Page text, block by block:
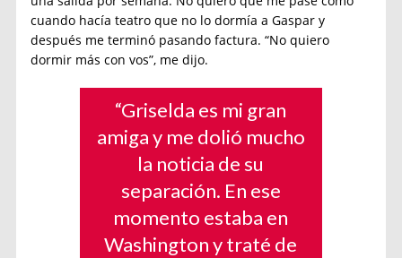
cuando hacía teatro que no lo dormía a Gaspar y
después me terminó pasando factura. “No quiero
dormir más con vos”, me dijo.
“Griselda es mi gran
amiga y me dolió mucho
la noticia de su
separación. En ese
momento estaba en
Washington y traté de